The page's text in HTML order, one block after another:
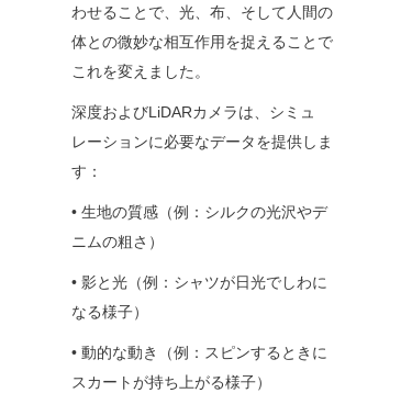
わせることで、光、布、そして人間の
体との微妙な相互作用を捉えることで
これを変えました。
深度およびLiDARカメラは、シミュ
レーションに必要なデータを提供しま
す：
• 生地の質感（例：シルクの光沢やデ
ニムの粗さ）
• 影と光（例：シャツが日光でしわに
なる様子）
• 動的な動き（例：スピンするときに
スカートが持ち上がる様子）